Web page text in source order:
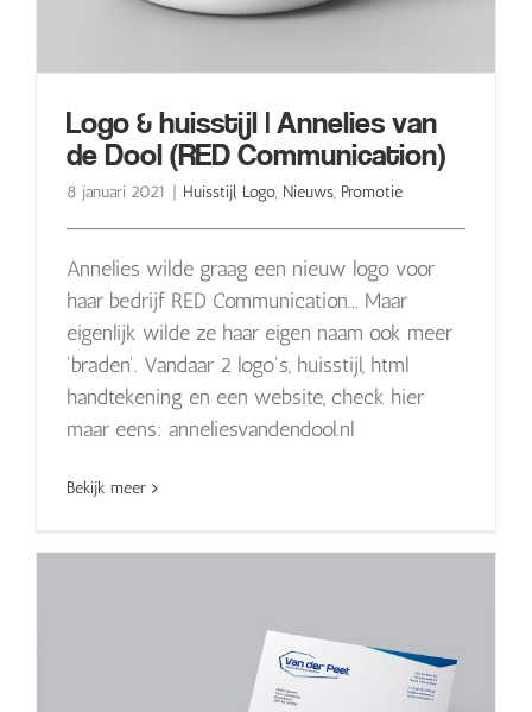
Logo & huisstijl | Annelies van
de Dool (RED Communication)
8 januari 2021 | Huisstijl, Logo, Nieuws, Promotie
Annelies wilde graag een nieuw logo voor
haar bedrijf RED Communication... Maar
eigenlijk wilde ze haar eigen naam ook meer
'braden'. Vandaar 2 logo's, huisstijl, html
handtekening en een website, check hier
maar eens: anneliesvandendool.nl
Bekijk meer